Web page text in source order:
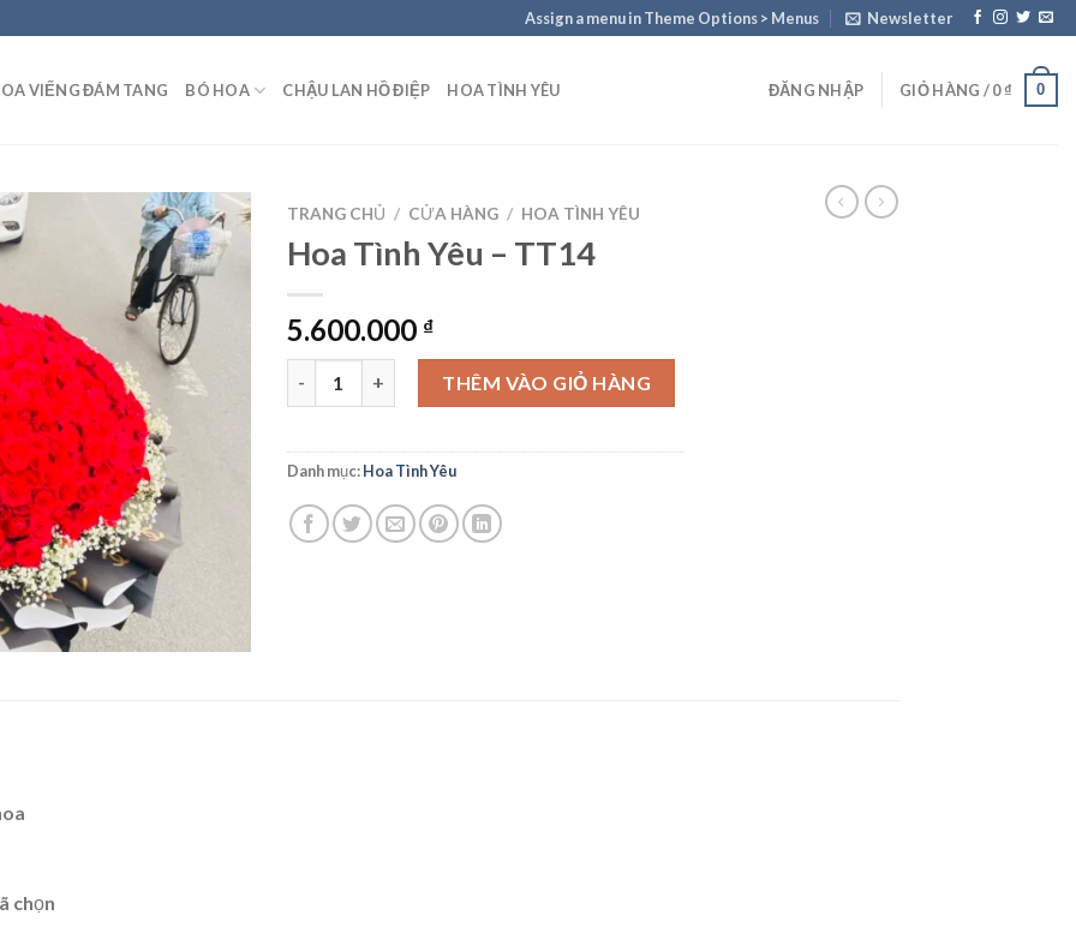
Assign a menu in Theme Options > Menus Newsletter
VIẾNG ĐÁM TANG BÓ HOA CHẬU LAN HỒ ĐIỆP HOA TÌNH YÊU ĐĂNG NHẬP GIỎ HÀNG /0₫ 0
TRANG CHỦ / CỬA HÀNG / HOA TÌNH YÊU
Hoa Tình Yêu – TT14
5.600.000 ₫
Hoa Tình Yêu - TT14 số lượngTHÊM VÀO GIỎ HÀNG
Danh mục:Hoa Tình Yêu
chọn